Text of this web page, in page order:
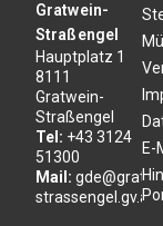
Gratwein-
Straßengel
Hauptplatz 1
8111
Gratwein-
Straßengel
Tel: +43 3124
51300
Mail:
strassengel.gv.at
E-